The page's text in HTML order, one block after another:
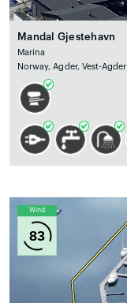
Mandal Gjestehavn
Marina
Norway, Agder, Vest-Agder
Wind
83